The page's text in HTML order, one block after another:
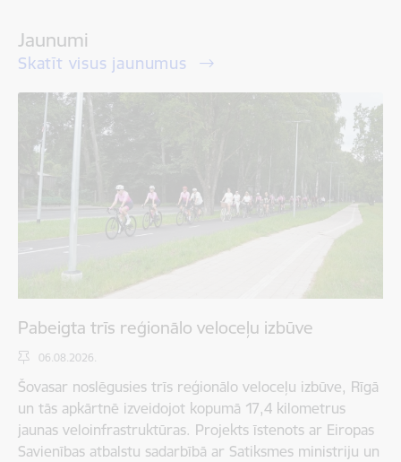
Jaunumi
Skatīt visus jaunumus
Pabeigta trīs reģionālo veloceļu izbūve
06.08.2026.
Šovasar noslēgusies trīs reģionālo veloceļu izbūve, Rīgā
un tās apkārtnē izveidojot kopumā 17,4 kilometrus
jaunas veloinfrastruktūras. Projekts īstenots ar Eiropas
Savienības atbalstu sadarbībā ar Satiksmes ministriju un